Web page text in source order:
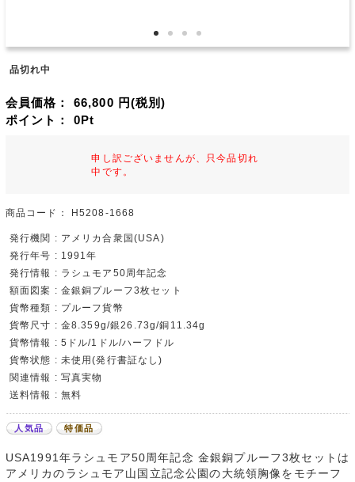
品切れ中
会員価格： 66,800 円(税別)
ポイント： 0Pt
申し訳ございませんが、只今品切れ
中です。
商品コード： H5208-1668
発行機関 : アメリカ合衆国(USA)
発行年号 : 1991年
発行情報 : ラシュモア50周年記念
額面図案 : 金銀銅プルーフ3枚セット
貨幣種類 : プルーフ貨幣
貨幣尺寸 : 金8.359g/銀26.73g/銅11.34g
貨幣情報 : 5ドル/1ドル/ハーフドル
貨幣状態 : 未使用(発行書証なし)
関連情報 : 写真実物
送料情報 : 無料
人気品 特価品
USA1991年ラシュモア50周年記念 金銀銅プルーフ3枚セットは
アメリカのラシュモア山国立記念公園の大統領胸像をモチーフ